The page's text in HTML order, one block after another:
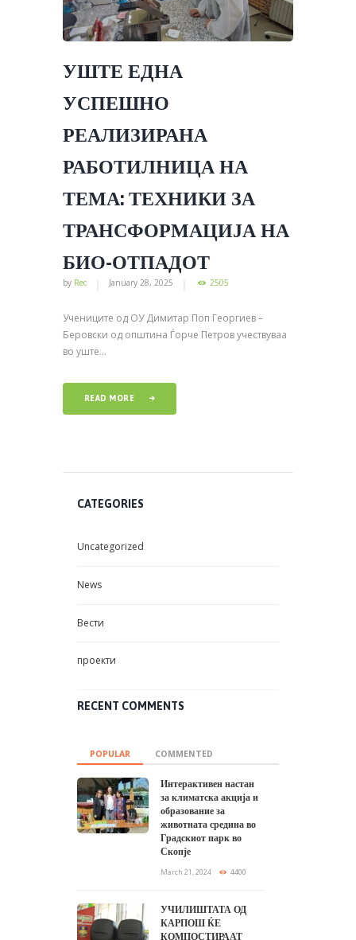
УШТЕ ЕДНА
УСПЕШНО
РЕАЛИЗИРАНА
РАБОТИЛНИЦА НА
ТЕМА: ТЕХНИКИ ЗА
ТРАНСФОРМАЦИЈА НА
БИО-ОТПАДОТ
by Rec January 28, 2025 2505
Учениците од ОУ Димитар Поп Георгиев –
Беровски од општина Ѓорче Петров учествуваа
во уште...
READ MORE
CATEGORIES
Uncategorized
News
Вести
проекти
RECENT COMMENTS
POPULAR COMMENTED
Интерактивен настан
за климатска акција и
образование за
животната средина во
Градскиот парк во
Скопје
March 21, 2024 4400
УЧИЛИШТАТА ОД
КАРПОШ ЌЕ
КОМПОСТИРААТ